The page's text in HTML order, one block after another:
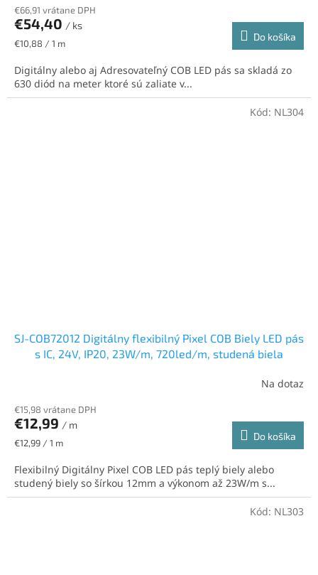
€66,91 vrátane DPH
€54,40 / ks
Jednotková
€10,88 / 1 m
Do košíka
Digitálny alebo aj Adresovateľný COB LED pás sa skladá zo
630 diód na meter ktoré sú zaliate v...
SJ-COB72012 Digitálny flexibilný Pixel COB Biely LED pás
s IC, 24V, IP20, 23W/m, 720led/m, studená biela
produktu
je
5,0
5
hviezdičiek.
Na dotaz
€15,98 vrátane DPH
€12,99 / m
Jednotková
€12,99 / 1 m
Do košíka
Flexibilný Digitálny Pixel COB LED pás teplý biely alebo
studený biely so šírkou 12mm a výkonom až 23W/m s...
Kód: NL304
Kód: NL303